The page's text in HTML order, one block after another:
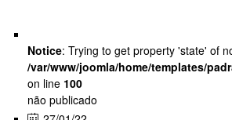
Notice: Trying to get property 'state' of
/var/www/joomla/home/templates/
on line 100
não publicado